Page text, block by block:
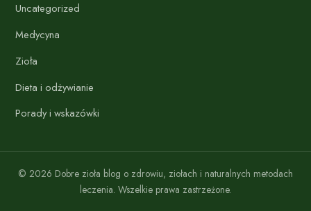
Uncategorized
Medycyna
Zioła
Dieta i odżywianie
Porady i wskazówki
© 2026 Dobre zioła blog o zdrowiu, ziołach i naturalnych metodach
leczenia. Wszelkie prawa zastrzeżone.